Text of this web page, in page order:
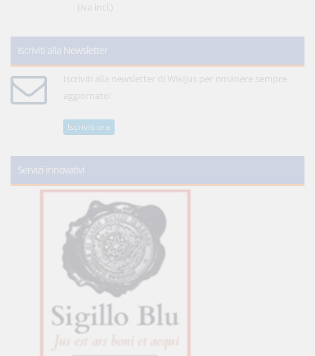
(iva incl.)
Iscriviti alla Newsletter
Iscriviti alla newsletter di WikiJus per rimanere sempre
aggiornato!
Iscriviti ora
Servizi innovativi